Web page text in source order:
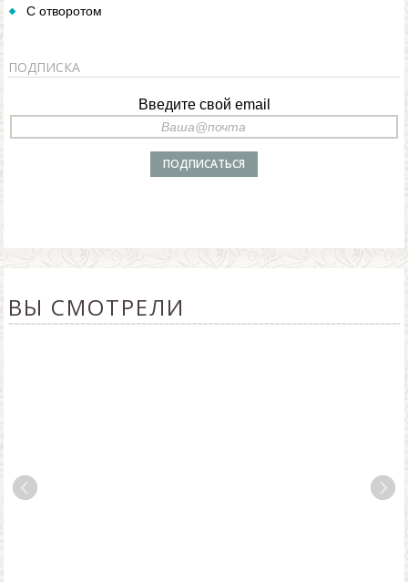
С отворотом
ПОДПИСКА
Введите свой email
ВЫ СМОТРЕЛИ